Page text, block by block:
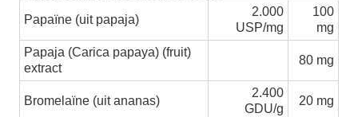
Papaïne (uit papaja)
2.000
USP/mg
100
mg
Papaja (Carica papaya) (fruit)
extract
80 mg
Bromelaïne (uit ananas)
2.400
GDU/g
20 mg